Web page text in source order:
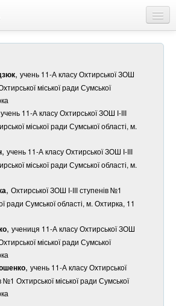
, учень 11-А класу Охтирської ЗОШ
міської ради Сумської
учень 11-А класу Охтирської ЗОШ І-ІІІ
міської ради Сумської області, м.
, учень 11-А класу Охтирської ЗОШ І-ІІІ
міської ради Сумської області, м.
, Охтирської ЗОШ І-ІІІ ступенів №1
ради Сумської області, м. Охтирка, 11
, учениця 11-А класу Охтирської ЗОШ
міської ради Сумської
, учень 11-А класу Охтирської
№1 Охтирської міської ради Сумської